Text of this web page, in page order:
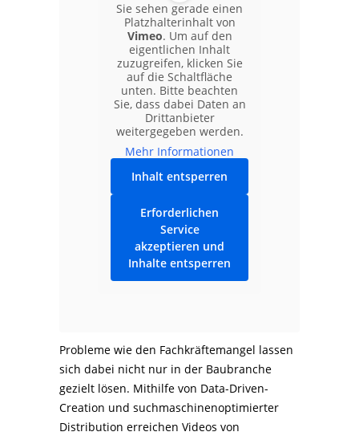
Sie sehen gerade einen
Platzhalterinhalt von
Vimeo. Um auf den
eigentlichen Inhalt
zuzugreifen, klicken Sie
auf die Schaltfläche
unten. Bitte beachten
Sie, dass dabei Daten an
Drittanbieter
weitergegeben werden.
Mehr Informationen
Inhalt entsperren
Erforderlichen
Service
akzeptieren und
Inhalte entsperren
Probleme wie den Fachkräftemangel lassen
sich dabei nicht nur in der Baubranche
gezielt lösen. Mithilfe von Data-Driven-
Creation und suchmaschinenoptimierter
Distribution erreichen Videos von